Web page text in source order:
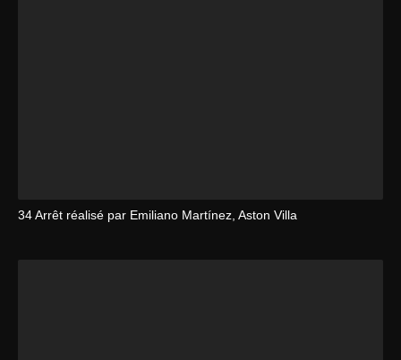
34 Arrêt réalisé par Emiliano Martínez, Aston Villa